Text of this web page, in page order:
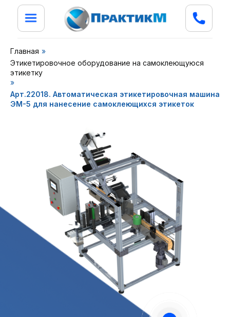
Задать вопрос в
Свяжитесь с нами,
мы сейчас онлайн:
Свяжитесь с нами,
мы сейчас онлайн:
Главная »
Этикетировочное оборудование на самоклеющуюся
этикетку
»
Арт.22018. Автоматическая этикетировочная машина
ЭМ-5 для нанесение самоклеющихся этикеток